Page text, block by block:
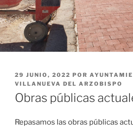
PUBLICADO
EL
29 JUNIO, 2022 POR
VILLANUEVA DEL ARZOBISPO
Obras públicas
Repasamos las obras públicas